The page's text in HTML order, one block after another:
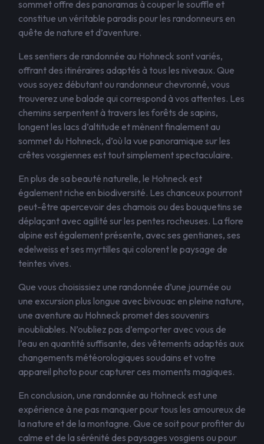
sommet offre des panoramas à couper le souffle et
constitue un véritable paradis pour les randonneurs en
quête de nature et d’aventure.
Les sentiers de randonnée au Hohneck sont variés,
offrant des itinéraires adaptés à tous les niveaux. Que
vous soyez débutant ou randonneur chevronné, vous
trouverez une balade qui correspond à vos attentes. Les
chemins serpentent à travers les forêts de sapins,
longent les lacs d’altitude et mènent finalement au
sommet du Hohneck, d’où la vue panoramique sur les
crêtes vosgiennes est tout simplement spectaculaire.
En plus de sa beauté naturelle, le Hohneck est
également riche en biodiversité. Les chanceux pourront
peut-être apercevoir des chamois ou des bouquetins se
déplaçant avec agilité sur les pentes rocheuses. La flore
alpine est également présente, avec ses gentianes, ses
edelweiss et ses myrtilles qui colorent le paysage de
teintes vives.
Que vous choisissiez une randonnée d’une journée ou
une excursion plus longue avec bivouac en pleine nature,
une aventure au Hohneck promet des souvenirs
inoubliables. N’oubliez pas d’emporter avec vous de
l’eau en quantité suffisante, des vêtements adaptés aux
changements météorologiques soudains et votre
appareil photo pour capturer ces moments magiques.
En conclusion, une randonnée au Hohneck est une
expérience à ne pas manquer pour tous les amoureux de
la nature et de la montagne. Que ce soit pour profiter du
calme et de la sérénité des paysages vosgiens ou pour